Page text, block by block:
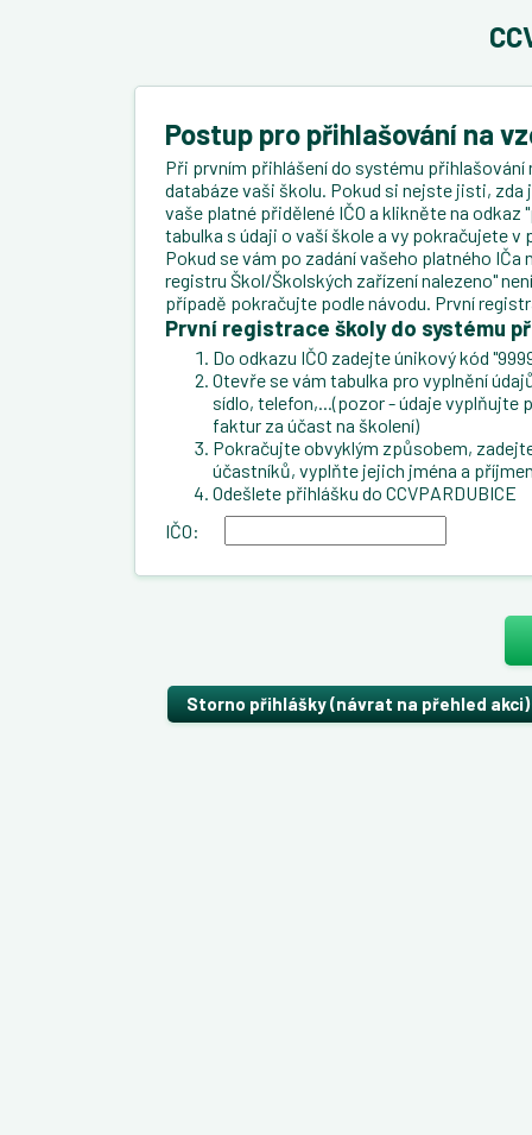
Postup pro přihlašování na
Při prvním přihlášení do systému
databáze vaši školu. Pokud si nejste jisti, zda
vaše platné přidělené IČO a klikněte na
tabulka s údaji o vaší škole a vy pokračujete
Pokud se vám po zadání vašeho platného IČa
registru Škol/Školských zařízení nalezeno"
případě pokračujte podle návodu. První
První registrace školy do systému
Do odkazu IČO zadejte únikový kód
Otevře se vám tabulka pro vyplnění
sídlo, telefon,...(pozor - údaje vyplňujte
faktur za účast na školení)
Pokračujte obvyklým způsobem,
účastníků, vyplňte jejich jména a
Odešlete přihlášku do CCVPARDUBICE
IČO:
Storno přihlášky (návrat na přehled akci)